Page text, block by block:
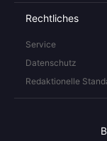
Rechtliches
Service
Datenschutz
Redaktionelle